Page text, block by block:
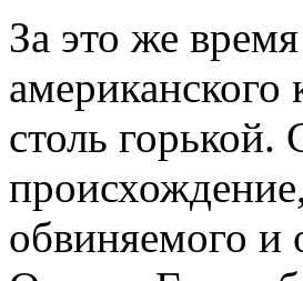
За это же
столь горькой.
обвиняемого и